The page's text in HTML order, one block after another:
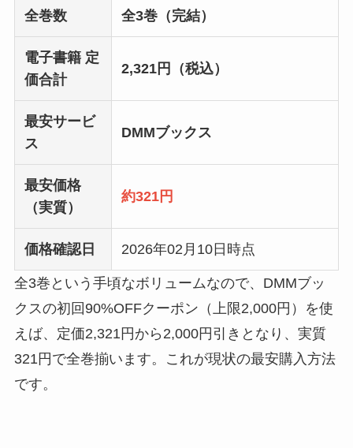
全巻数 全3巻（完結）
電子書籍 定
価合計
2,321円（税込）
最安サービ
ス
DMMブックス
最安価格
（実質）
約321円
価格確認日 2026年02月10日時点
全3巻という手頃なボリュームなので、DMMブッ
クスの初回90%OFFクーポン（上限2,000円）を使
えば、定価2,321円から2,000円引きとなり、実質
321円で全巻揃います。これが現状の最安購入方法
です。